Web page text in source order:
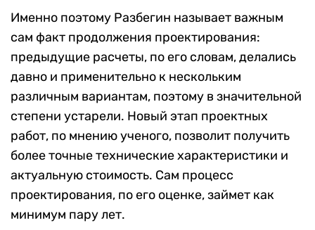
Именно поэтому Разбегин называет важным
сам факт продолжения проектирования:
предыдущие расчеты, по его словам, делались
давно и применительно к нескольким
различным вариантам, поэтому в значительной
степени устарели. Новый этап проектных
работ, по мнению ученого, позволит получить
более точные технические характеристики и
актуальную стоимость. Сам процесс
проектирования, по его оценке, займет как
минимум пару лет.